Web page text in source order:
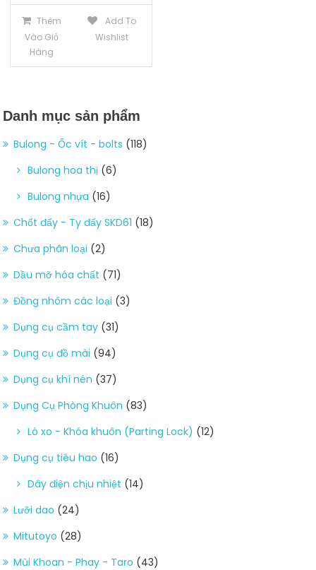
Thêm
Vào Giỏ
Hàng
Add To
Wishlist
Danh mục sản phẩm
Bulong - Ốc vít - bolts (118)
Bulong hoa thị (6)
Bulong nhựa (16)
Chốt đẩy - Ty đẩy SKD61 (18)
Chưa phân loại (2)
Dầu mỡ hóa chất (71)
Đồng nhôm các loại (3)
Dụng cụ cầm tay (31)
Dụng cụ đồ mài (94)
Dụng cụ khí nén (37)
Dụng Cụ Phòng Khuôn (83)
Lò xo - Khóa khuôn (Parting Lock) (12)
Dụng cụ tiêu hao (16)
Dây điện chịu nhiệt (14)
Lưỡi dao (24)
Mitutoyo (28)
Mũi Khoan - Phay - Taro (43)